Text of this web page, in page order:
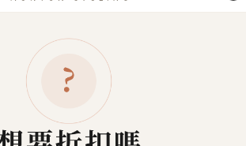
信用卡付款（SHOPLINE Pay）
LINE Pay
匯款 (台灣脈騰指定帳號)
信用卡分期付款-三期